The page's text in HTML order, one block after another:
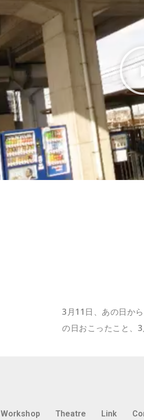
3月11日、あの日か
の日おこったこと、
Workshop Theatre Link